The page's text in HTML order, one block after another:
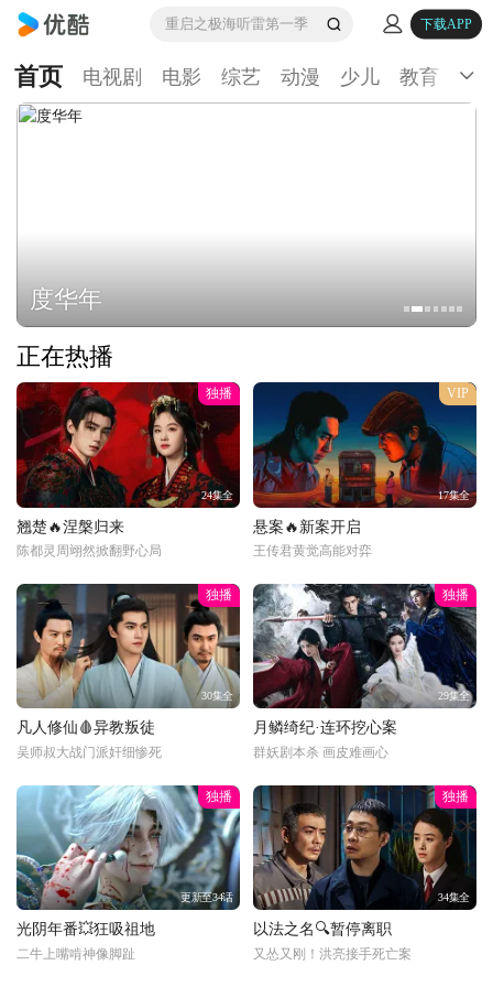
重启之极海听雷第一季 下载APP
首页 电视剧 电影 综艺 动漫 少儿 教育 生
度华年
正在热播
独播
24集全
翘楚🔥涅槃归来
陈都灵周翊然掀翻野心局
VIP
17集全
悬案🔥新案开启
王传君黄觉高能对弈
独播
30集全
凡人修仙🩸异教叛徒
吴师叔大战门派奸细惨死
独播
29集全
月鳞绮纪·连环挖心案
群妖剧本杀 画皮难画心
独播
更新至34话
光阴年番💥狂吸祖地
二牛上嘴啃神像脚趾
独播
34集全
以法之名🔍暂停离职
又怂又刚！洪亮接手死亡案